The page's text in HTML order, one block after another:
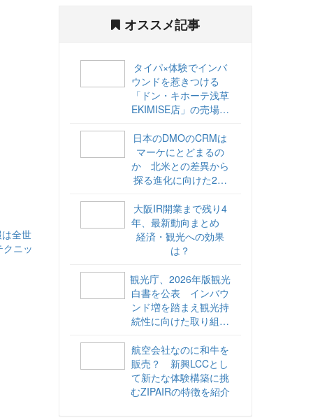
全世
ニッ
オススメ記事
タイパ×体験でインバ
ウンドを惹きつける
「ドン・キホーテ浅草
EKIMISE店」の売場づ
日本のDMOのCRMは
マーケにとどまるの
か 北米との差異から
探る進化に向けた2ス
海外DMOのリアル
vol.6】
大阪IR開業まで残り4
年、最新動向まとめ
経済・観光への効果
は？
観光庁、2026年版観光
白書を公表 インバウ
ンド増を踏まえ観光持
続性に向けた取り組み
航空会社なのに和牛を
販売？ 新興LCCとし
て新たな体験構築に挑
むZIPAIRの特徴を紹介